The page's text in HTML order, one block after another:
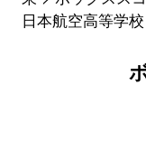
日本航空高等学